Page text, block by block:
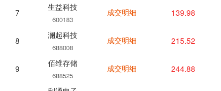
7
生益科技
600183
8
澜起科技
688008
9
佰维存储
688525
成交明细 139.98
成交明细 215.52
成交明细 244.88